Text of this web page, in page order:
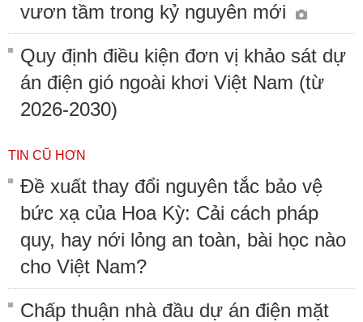
vươn tầm trong kỷ nguyên mới
Quy định điều kiện đơn vị khảo sát dự
án điện gió ngoài khơi Việt Nam (từ
2026-2030)
TIN CŨ HƠN
Đề xuất thay đổi nguyên tắc bảo vệ
bức xạ của Hoa Kỳ: Cải cách pháp
quy, hay nới lỏng an toàn, bài học nào
cho Việt Nam?
Chấp thuận nhà đầu dự án điện mặt